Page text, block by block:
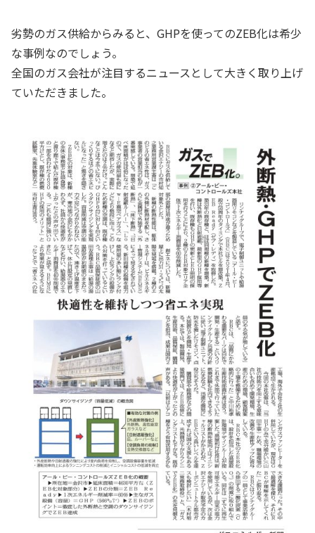
劣勢のガス供給からみると、GHPを使ってのZEB化は希少
な事例なのでしょう。
全国のガス会社が注目するニュースとして大きく取り上げ
ていただきました。